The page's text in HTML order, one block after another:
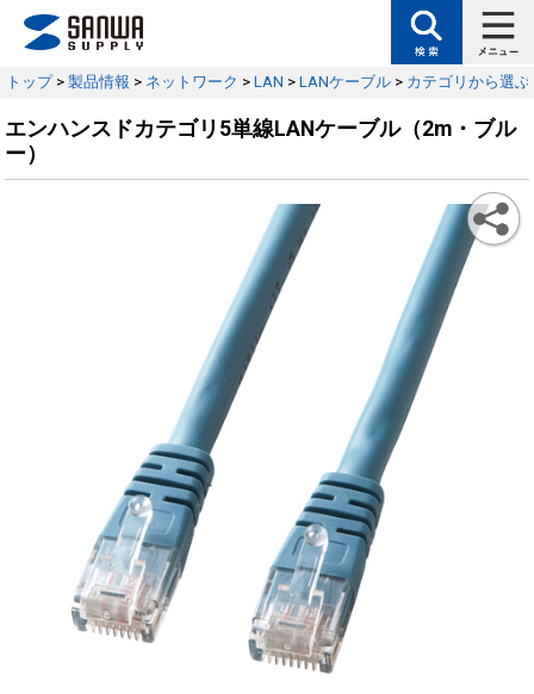
トップ> 製品情報 > ネットワーク > LAN > LANケーブル > カテゴリから選ぶ
エンハンスドカテゴリ5単線LANケーブル（2m・ブル
ー）